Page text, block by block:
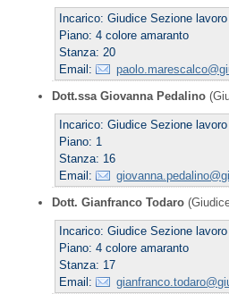
Incarico: Giudice Sezione lavoro
Piano: 4 colore amaranto
Stanza: 20
Email:
Dott.ssa Giovanna Pedalino
Incarico: Giudice Sezione lavoro
Piano: 1
Stanza: 16
Email:
Dott. Gianfranco Todaro
Incarico: Giudice Sezione lavoro
Piano: 4 colore amaranto
Stanza: 17
Email: